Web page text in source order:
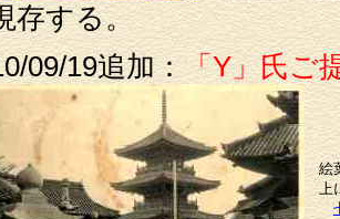
存する。
09/19追加：「Y」氏ご
絵
上